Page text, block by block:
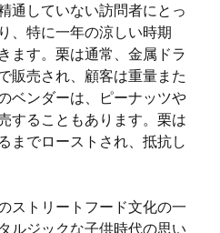
通していない訪問者にとっ
、特に一年の涼しい時期
ます。栗は通常、金属ドラ
販売され、顧客は重量また
ベンダーは、ピーナッツや
することもあります。栗は
までローストされ、抵抗し
ストリートフード文化の一
ルジックな子供時代の思い